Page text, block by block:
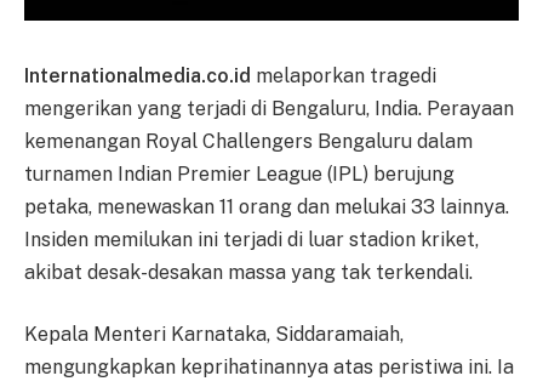
Internationalmedia.co.id melaporkan tragedi
mengerikan yang terjadi di Bengaluru, India. Perayaan
kemenangan Royal Challengers Bengaluru dalam
turnamen Indian Premier League (IPL) berujung
petaka, menewaskan 11 orang dan melukai 33 lainnya.
Insiden memilukan ini terjadi di luar stadion kriket,
akibat desak-desakan massa yang tak terkendali.
Kepala Menteri Karnataka, Siddaramaiah,
mengungkapkan keprihatinannya atas peristiwa ini. Ia